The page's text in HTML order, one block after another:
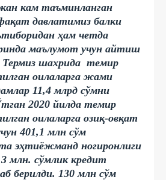
кам таъминланган
давлатимиз балки
ҳам четда
маълумот учун айтиш
Термиз шахрида темир
оилаларга жами
11,4 млрд сўмни
2020 йилда темир
оилаларга озиқ-овқат
401,1 млн сўм
эҳтиёжманд ногиронлиги
млн. сўмлик кредит
берилди. 130 млн сўм